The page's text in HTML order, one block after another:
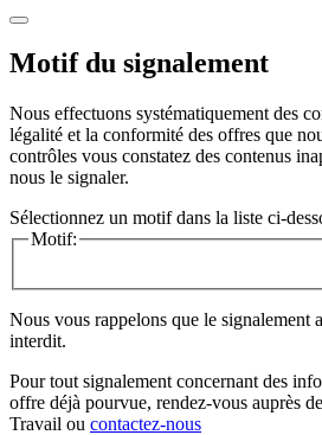
Motif du signalement
Nous effectuons systématiquement des
légalité et la conformité des offres que
contrôles vous constatez des contenus
nous le signaler.
Sélectionnez un motif dans la liste ci-
Motif:
Nous vous rappelons que le signalement
interdit.
Pour tout signalement concernant des
offre déjà pourvue, rendez-vous auprès
Travail ou contactez-nous